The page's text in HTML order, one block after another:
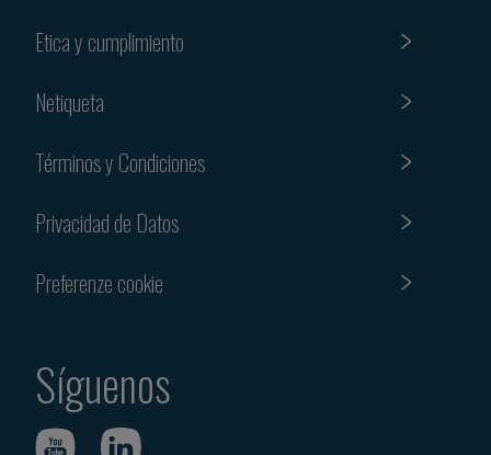
Etica y cumplimiento
Netiqueta
Términos y Condiciones
Privacidad de Datos
Preferenze cookie
Síguenos